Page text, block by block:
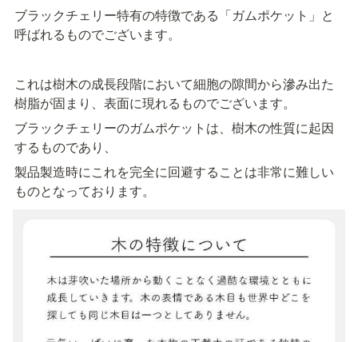
ブラックチェリー特有の特徴である「ガムポケット」と
呼ばれるものでございます。
これは樹木の成長段階において細胞の隙間から滲み出た
樹脂が固まり、表面に現れるものでございます。
ブラックチェリーのガムポケットは、樹木の性質に起因
するものであり、
製品製造時にこれを完全に回避することは非常に難しい
ものとなっております。